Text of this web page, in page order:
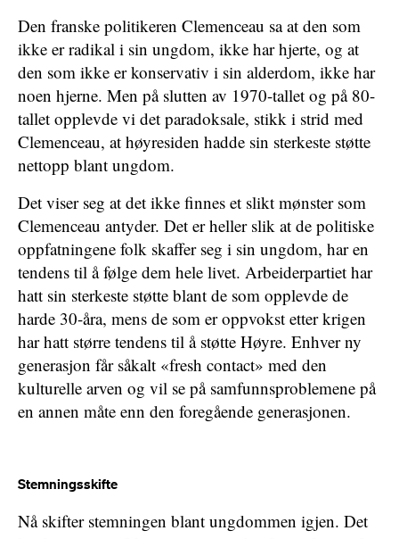
Den franske politikeren Clemenceau sa at den som
ikke er radikal i sin ungdom, ikke har hjerte, og at
den som ikke er konservativ i sin alderdom, ikke har
noen hjerne. Men på slutten av 1970-tallet og på 80-
tallet opplevde vi det paradoksale, stikk i strid med
Clemenceau, at høyresiden hadde sin sterkeste støtte
nettopp blant ungdom.
Det viser seg at det ikke finnes et slikt mønster som
Clemenceau antyder. Det er heller slik at de politiske
oppfatningene folk skaffer seg i sin ungdom, har en
tendens til å følge dem hele livet. Arbeiderpartiet har
hatt sin sterkeste støtte blant de som opplevde de
harde 30-åra, mens de som er oppvokst etter krigen
har hatt større tendens til å støtte Høyre. Enhver ny
generasjon får såkalt «fresh contact» med den
kulturelle arven og vil se på samfunnsproblemene på
en annen måte enn den foregående generasjonen.
Stemningsskifte
Nå skifter stemningen blant ungdommen igjen. Det